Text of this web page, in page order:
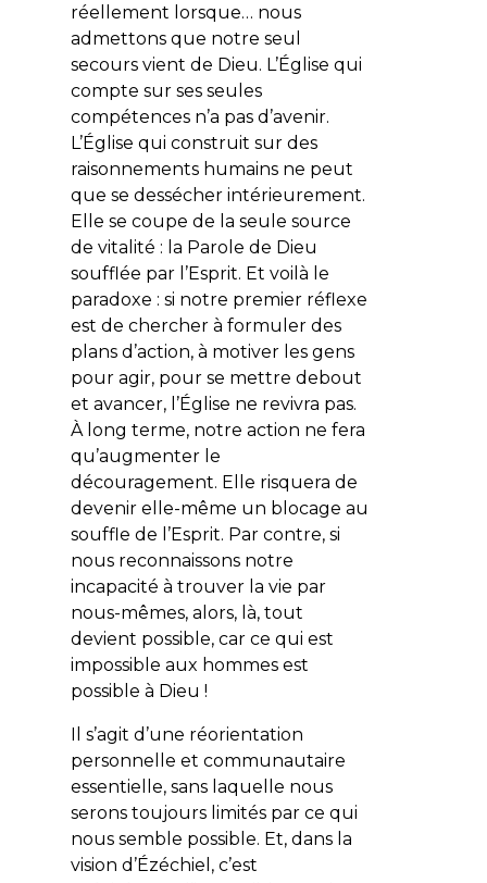
réellement lorsque… nous
admettons que notre seul
secours vient de Dieu. L’Église qui
compte sur ses seules
compétences n’a pas d’avenir.
L’Église qui construit sur des
raisonnements humains ne peut
que se dessécher intérieurement.
Elle se coupe de la seule source
de vitalité : la Parole de Dieu
soufflée par l’Esprit. Et voilà le
paradoxe : si notre premierréflexe
est de chercher à formuler des
plans d’action, à motiver les gens
pour agir, pour se mettre debout
et avancer, l’Église ne revivra pas.
À long terme, notre action ne fera
qu’augmenter le
découragement. Elle risquera de
devenir elle-même un blocage au
souffle de l’Esprit. Par contre, si
nous reconnaissons notre
incapacité à trouver la vie par
nous-mêmes, alors, là, tout
devient possible, car ce qui est
impossible aux hommes est
possible à Dieu !
Il s’agit d’une réorientation
personnelle et communautaire
essentielle, sans laquelle nous
serons toujours limités par ce qui
nous semble possible. Et, dans la
vision d’Ézéchiel, c’est